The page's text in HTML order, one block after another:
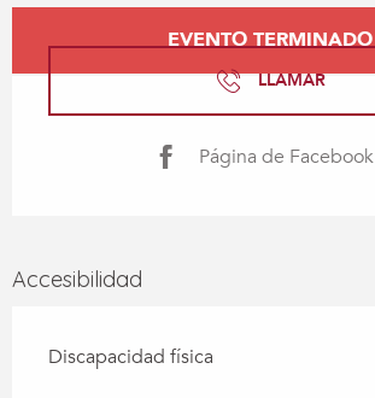
Horarios y datos de contacto
EVENTO TERMINADO
LLAMAR
Página de Facebook
Accesibilidad
Discapacidad física